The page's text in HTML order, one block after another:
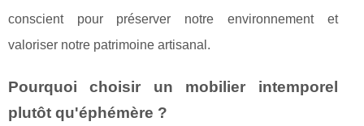
conscient pour préserver notre environnement et
valoriser notre patrimoine artisanal.
Pourquoi choisir un mobilier intemporel
plutôt qu'éphémère ?